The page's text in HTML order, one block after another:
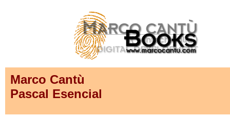
Marco Cantù
Pascal Esencial